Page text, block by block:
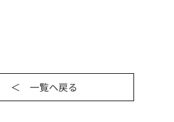
＜ 一覧ヘ戻る